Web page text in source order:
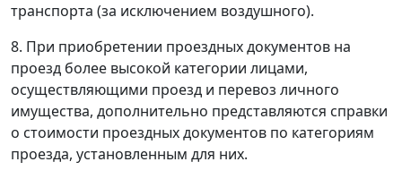
транспорта (за исключением воздушного).
8. При приобретении проездных документов на
проезд более высокой категории лицами,
осуществляющими проезд и перевоз личного
имущества, дополнительно представляются справки
о стоимости проездных документов по категориям
проезда, установленным для них.